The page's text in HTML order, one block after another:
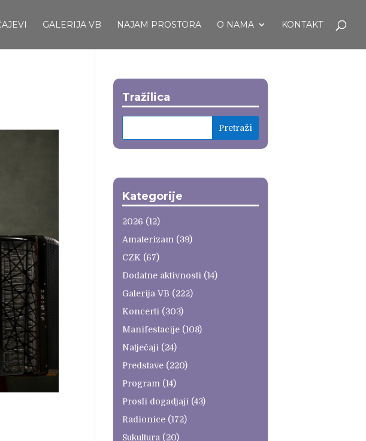
GALERIJA VB NAJAM PROSTORA O NAMA KONTAKT
Tražilica
Kategorije
2026 (12)
Amaterizam (39)
CZK (67)
Dodatne aktivnosti (14)
Galerija VB (222)
Koncerti (303)
Manifestacije(108)
Natječaji (24)
Predstave(220)
Program (14)
Prosli dogadjaji (43)
Radionice(172)
Sukultura (20)